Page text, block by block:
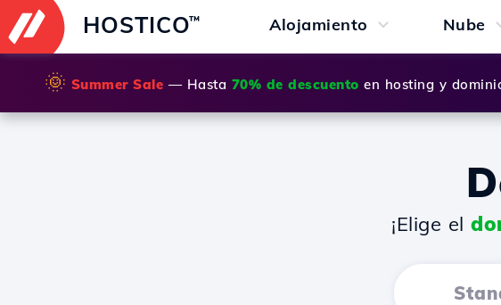
HOSTICO™ Alojamiento Nube
🌞 Summer Sale — Hasta 70% de descuento en hosting y
¡Elige el